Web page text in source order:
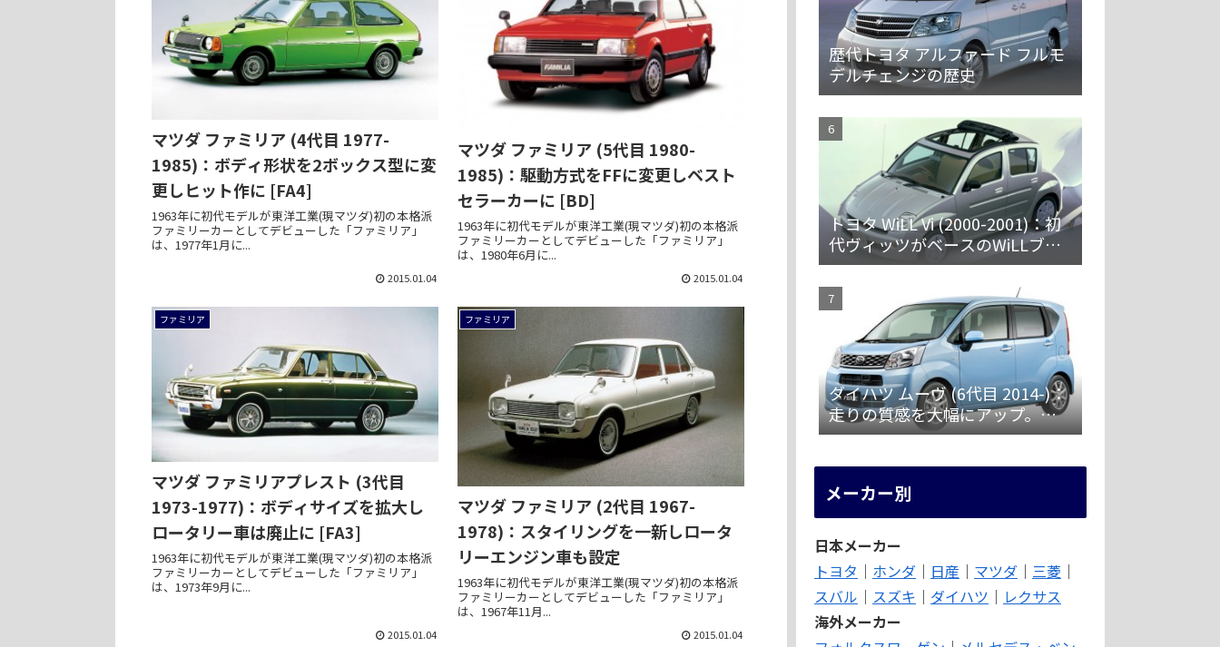
マツダ ファミリア (4代目 1977-
1985)：ボディ形状を2ボックス型に変
更しヒット作に [FA4]
1963年に初代モデルが東洋工業(現マツダ)初の本格派
ファミリーカーとしてデビューした「ファミリア」
は、1977年1月に...
2015.01.04
マツダ ファミリア (5代目 1980-
1985)：駆動方式をFFに変更しベスト
セラーカーに [BD]
1963年に初代モデルが東洋工業(現マツダ)初の本格派
ファミリーカーとしてデビューした「ファミリア」
は、1980年6月に...
2015.01.04
ファミリア
マツダ ファミリアプレスト (3代目
1973-1977)：ボディサイズを拡大し
ロータリー車は廃止に [FA3]
1963年に初代モデルが東洋工業(現マツダ)初の本格派
ファミリーカーとしてデビューした「ファミリア」
は、1973年9月に...
2015.01.04
ファミリア
マツダ ファミリア (2代目 1967-
1978)：スタイリングを一新しロータ
リーエンジン車も設定
1963年に初代モデルが東洋工業(現マツダ)初の本格派
ファミリーカーとしてデビューした「ファミリア」
は、1967年11月...
2015.01.04
歴代トヨタ アルファード フルモ
デルチェンジの歴史
トヨタ WiLL Vi (2000-2001)：初
代ヴィッツがベースのWiLLブラ
ンド第一弾 [NCP19]
ダイハツ ムーヴ (6代目 2014-)：
走りの質感を大幅にアップ。安
全装備を強化 [LA150/160S]
メーカー別
日本メーカー
トヨタ ｜ ホンダ ｜ 日産 ｜ マツダ ｜ 三菱 ｜
スバル ｜ スズキ ｜ ダイハツ ｜ レクサス
海外メーカー